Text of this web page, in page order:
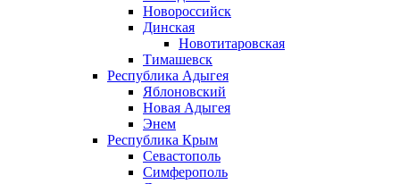
Новороссийск
Динская
Новотитаровская
Тимашевск
Республика Адыгея
Яблоновский
Новая Адыгея
Энем
Республика Крым
Севастополь
Симферополь